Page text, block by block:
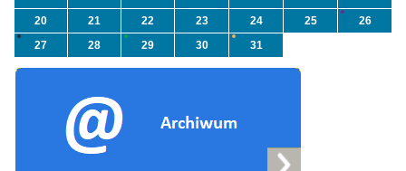
20
21 22 23 24 25
26
27
28 29 30 31